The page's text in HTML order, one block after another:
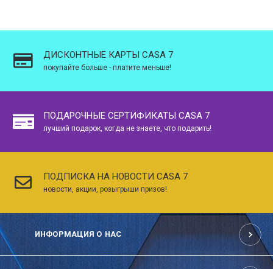
ДИСКОНТНЫЕ КАРТЫ CASA 7
покупайте больше - платите меньше!
ПОДАРОЧНЫЕ СЕРТИФИКАТЫ CASA 7
лучший подарок, когда не знаете, что подарить!
ПОДПИСКА НА НОВОСТИ CASA 7
новости, акции, розыгрыши призов!
ИНФОРМАЦИЯ О НАС